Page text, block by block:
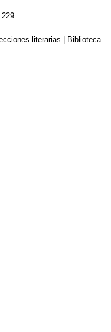
literarias | Biblioteca